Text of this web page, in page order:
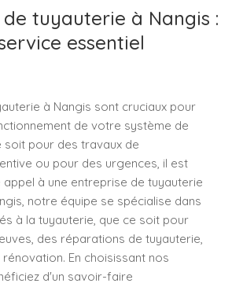
tuyauterie à Nangis :
essentiel
à Nangis sont cruciaux pour
de votre système de
soit pour des travaux de
ou pour des urgences, il est
à une entreprise de tuyauterie
notre équipe se spécialise dans
à la tuyauterie, que ce soit pour
des réparations de tuyauterie,
En choisissant nos
d'un savoir-faire